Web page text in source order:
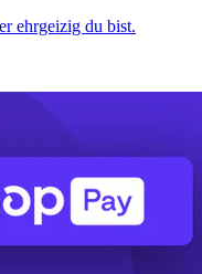
ehrgeizig du bist.